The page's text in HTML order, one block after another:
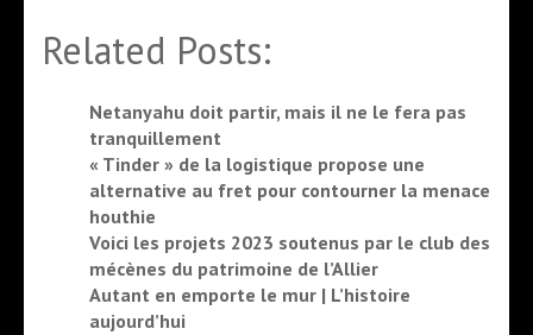
Related Posts:
Netanyahu doit partir, mais il ne le fera pas
tranquillement
« Tinder » de la logistique propose une
alternative au fret pour contourner la menace
houthie
Voici les projets 2023 soutenus par le club des
mécènes du patrimoine de l’Allier
Autant en emporte le mur | L’histoire
aujourd’hui